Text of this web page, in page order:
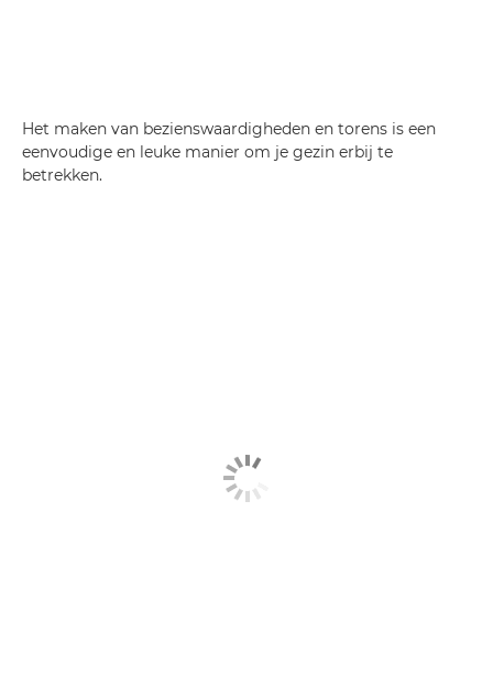
Het maken van bezienswaardigheden en torens is een
eenvoudige en leuke manier om je gezin erbij te
betrekken.